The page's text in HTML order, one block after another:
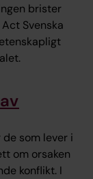
brister
Svenska
som lever i
om orsaken
konflikt. I